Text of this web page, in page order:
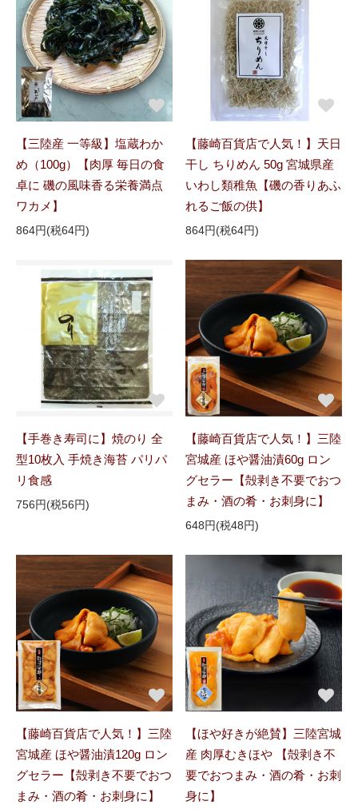
【三陸産 一等級】塩蔵わか
め（100g）【肉厚 毎日の食
卓に 磯の風味香る栄養満点
ワカメ】
864円(税64円)
【藤崎百貨店で人気！】天日
干し ちりめん 50g 宮城県産
いわし類稚魚【磯の香りあふ
れるご飯の供】
864円(税64円)
【手巻き寿司に】焼のり 全
型10枚入 手焼き海苔 パリパ
リ食感
756円(税56円)
【藤崎百貨店で人気！】三陸
宮城産 ほや醤油漬60g ロン
グセラー【殻剥き不要でおつ
まみ・酒の肴・お刺身に】
648円(税48円)
【藤崎百貨店で人気！】三陸
宮城産 ほや醤油漬120g ロン
グセラー【殻剥き不要でおつ
まみ・酒の肴・お刺身に】
【ほや好きが絶賛】三陸宮城
産 肉厚むきほや 【殻剥き不
要でおつまみ・酒の肴・お刺
身に】